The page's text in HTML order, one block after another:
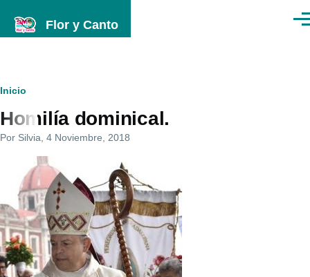
Flor y Canto
Ruta
de
navegación
Inicio
Homilía dominical.
Por Silvia , 4 Noviembre, 2018
Imagenes
programa